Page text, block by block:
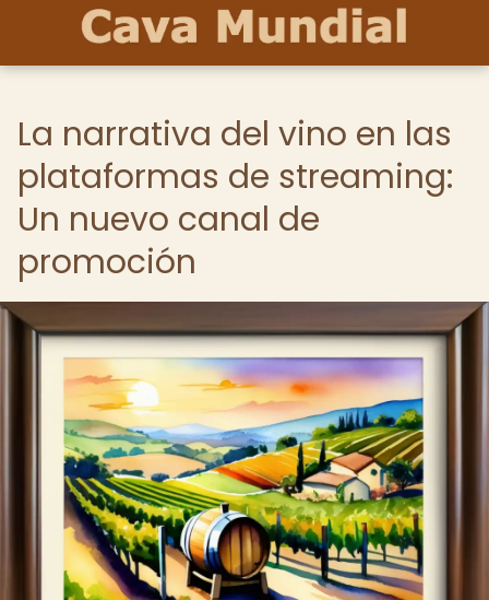
La narrativa del vino en las
plataformas de streaming:
Un nuevo canal de
promoción